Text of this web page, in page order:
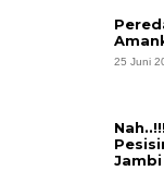
25 Juni
Jambi